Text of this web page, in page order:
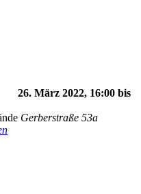
26. März 2022, 16:00 bis
Gerberstraße 53a